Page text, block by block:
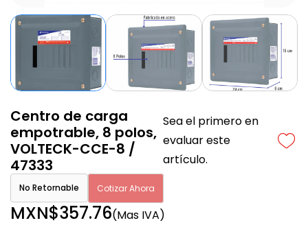
Centro de carga
empotrable, 8 polos,
VOLTECK-CCE-8 /
47333
Sea el primero en
evaluar este
artículo.
No Retornable Cotizar Ahora
MXN$357.76(Mas IVA)